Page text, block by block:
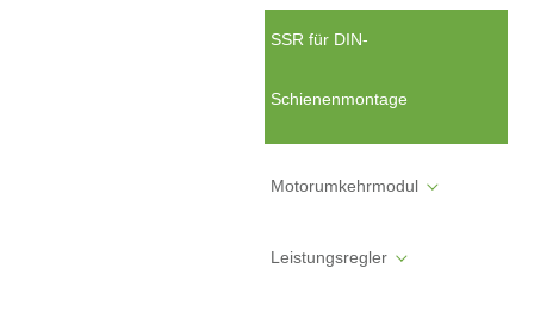
SSR für DIN-
Schienenmontage
Motorumkehrmodul
Leistungsregler